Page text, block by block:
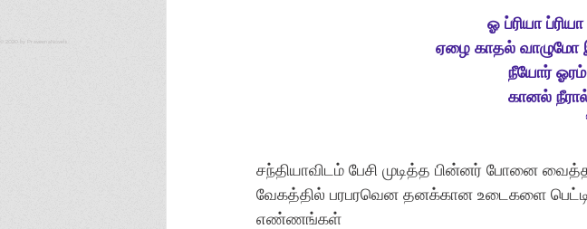
ஓ ப்ரியா
ஏழை காதல் வாழுமோ
நீயோர்
கானல்
சந்தியாவிடம் பேசி முடித்த பின்னர் போனை
வேகத்தில் பரபரவென தனக்கான உடைகளை
எண்ணங்கள்
© 2020 by PraveenaNovels